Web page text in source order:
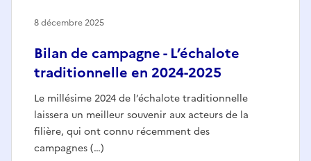
Bilan de campagne - L’échalote
traditionnelle en 2024-2025
Le millésime 2024 de l’échalote traditionnelle
laissera un meilleur souvenir aux acteurs de la
filière, qui ont connu récemment des
campagnes (…)
8 décembre 2025